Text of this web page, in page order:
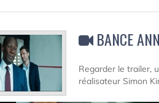
BANCE
Regarder le trailer,
réalisateur Simon